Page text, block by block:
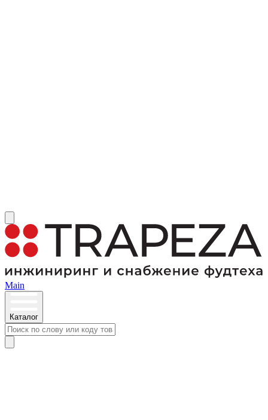
Main
Каталог